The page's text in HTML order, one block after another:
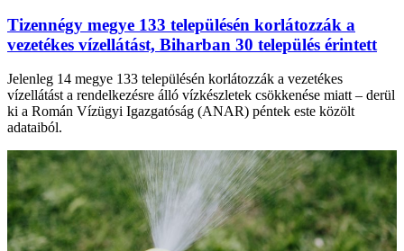
Tizennégy megye 133 településén korlátozzák a
vezetékes vízellátást, Biharban 30 település érintett
Jelenleg 14 megye 133 településén korlátozzák a vezetékes
vízellátást a rendelkezésre álló vízkészletek csökkenése miatt – derül
ki a Román Vízügyi Igazgatóság (ANAR) péntek este közölt
adataiból.